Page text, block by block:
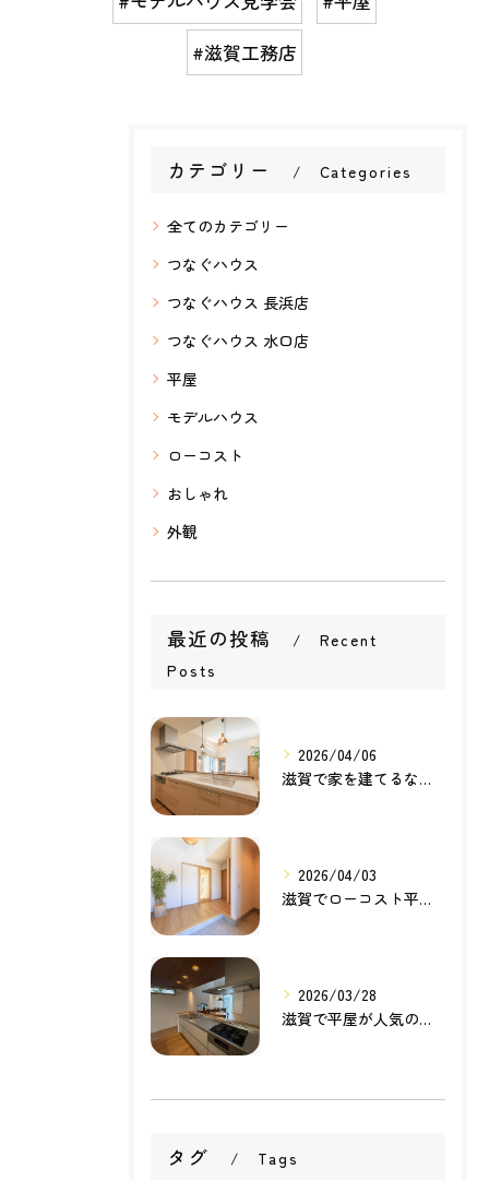
#滋賀工務店
カテゴリー Categories
全てのカテゴリー
つなぐハウス
つなぐハウス 長浜店
つなぐハウス 水口店
平屋
モデルハウス
ローコスト
おしゃれ
外観
最近の投稿
Recent
Posts
2026/04/06
滋賀で家を建てるなら知っておきたい住宅ローンの基本｜無理のない家づくりの考え方
2026/04/03
滋賀でローコスト平屋を建てるなら？無理のない価格で理想の暮らしを叶える家づくり
2026/03/28
滋賀で平屋が人気の理由とは？暮らしやすさ・家事動線・将来性から考える家づくり
タグ Tags